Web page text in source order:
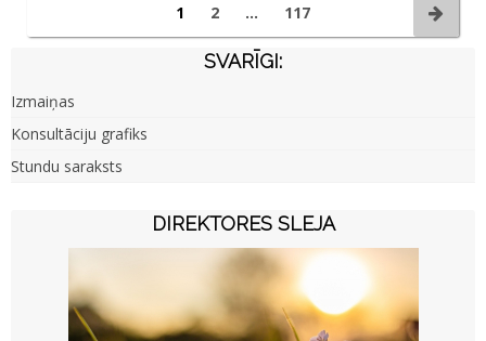
1 2 … 117
SVARĪGI:
Izmaiņas
Konsultāciju grafiks
Stundu saraksts
DIREKTORES SLEJA